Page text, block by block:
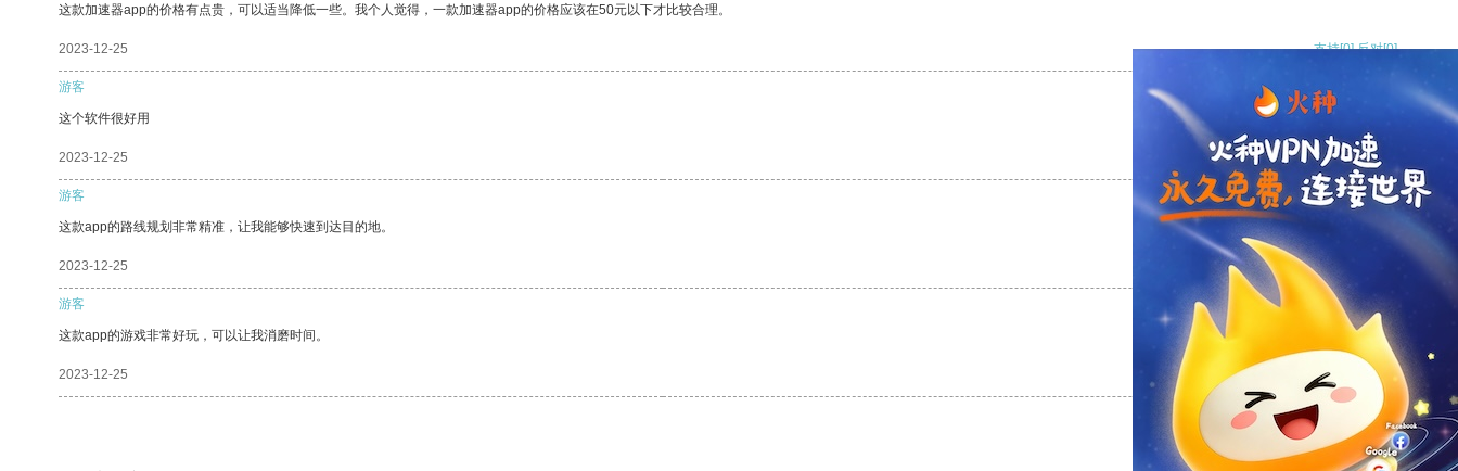
这款加速器app的价格有点贵，可以适当降低一些。我个人觉得，一款加速器app的价格应该在50元以下才比较合理。
2023-12-25 支持[0] 反对[0]
游客
这个软件很好用
2023-12-25 支持[0] 反对
游客
这款app的路线规划非常精准，让我能够快速到达目的地。
2023-12-25 支持
游客
这款app的游戏非常好玩，可以让我消磨时间。
2023-12-25 支持 反对 [0]